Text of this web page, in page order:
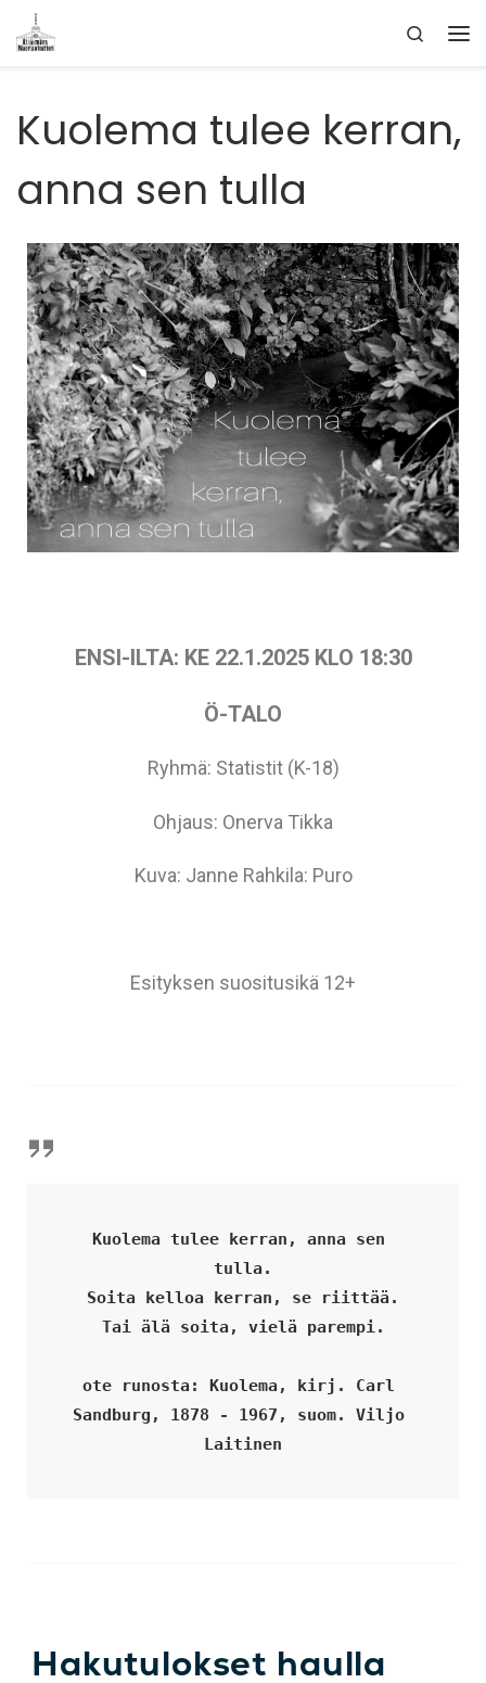
Skip to content Search
Kuolema tulee kerran,
anna sen tulla
ENSI-ILTA: KE 22.1.2025 KLO 18:30
Ö-TALO
Ryhmä: Statistit (K-18)
Ohjaus: Onerva Tikka
Kuva: Janne Rahkila: Puro
Esityksen suositusikä 12+
Kuolema tulee kerran, anna sen
tulla.
Soita kelloa kerran, se riittää.
Tai älä soita, vielä parempi.
ote runosta: Kuolema, kirj. Carl
Sandburg, 1878 - 1967, suom. Viljo
Laitinen